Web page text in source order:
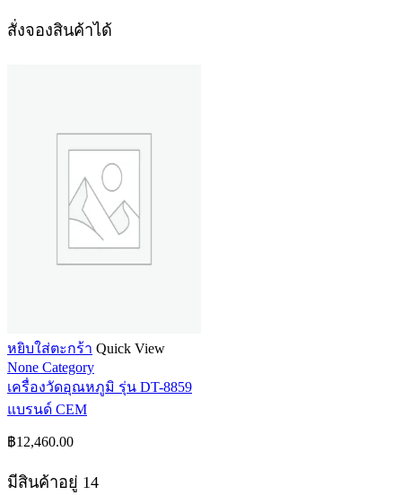
สั่งจองสินค้าได้
หยิบใส่ตะกร้า Quick View
None Category
เครื่องวัดอุณหภูมิ รุ่น DT-8859
แบรนด์ CEM
฿12,460.00
มีสินค้าอยู่ 14